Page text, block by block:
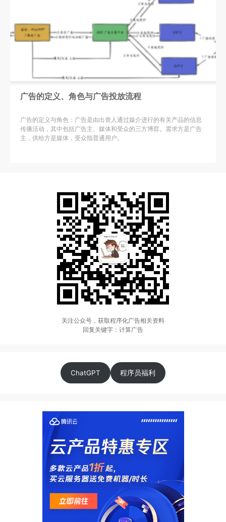
广告的定义、角色与广告投放流程
广告的定义与角色：广告是由出资人通过媒介进行的有关产品的信息
传播活动，其中包括广告主、媒体和受众的三方博弈。需求方是广告
主，供给方是媒体，受众指普通用户。
关注公众号，获取程序化广告相关资料
回复关键字：计算广告
ChatGPT 程序员福利